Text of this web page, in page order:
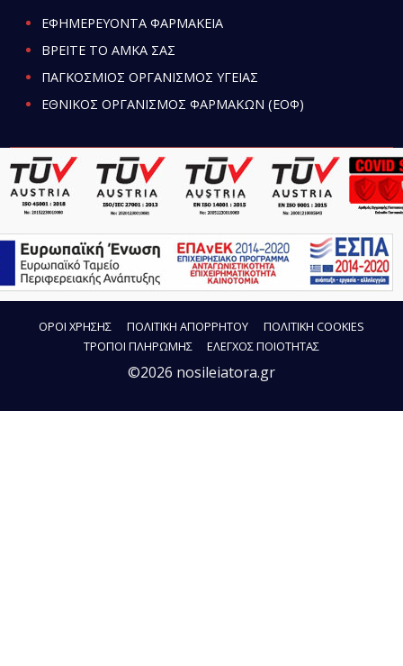
ΕΦΗΜΕΡΕΥΟΝΤΑ ΦΑΡΜΑΚΕΙΑ
ΒΡΕΙΤΕ ΤΟ ΑΜΚΑ ΣΑΣ
ΠΑΓΚΟΣΜΙΟΣ ΟΡΓΑΝΙΣΜΟΣ ΥΓΕΙΑΣ
ΕΘΝΙΚΟΣ ΟΡΓΑΝΙΣΜΟΣ ΦΑΡΜΑΚΩΝ (ΕΟΦ)
ΟΡΟΙ ΧΡΗΣΗΣ ΠΟΛΙΤΙΚΗ ΑΠΟΡΡΗΤΟΥ
ΠΟΛΙΤΙΚΗ COOKIES
ΤΡΟΠΟΙ ΠΛΗΡΩΜΗΣ
ΕΛΕΓΧΟΣ ΠΟΙΟΤΗΤΑΣ
©2026 nosileiatora.gr